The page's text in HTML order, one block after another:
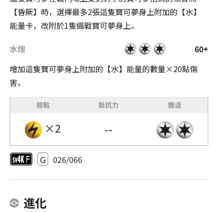
【昏厥】時，選擇最多2張這隻寶可夢身上附加的【水】
能量卡，改附於1隻備戰寶可夢身上。
水炮
60+
增加這隻寶可夢身上附加的【水】能量的數量×20點傷
害。
弱點 抵抗力 撤退
×2 --
G 026/066
進化